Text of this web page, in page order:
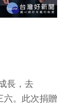
長，去
六。此次捐贈